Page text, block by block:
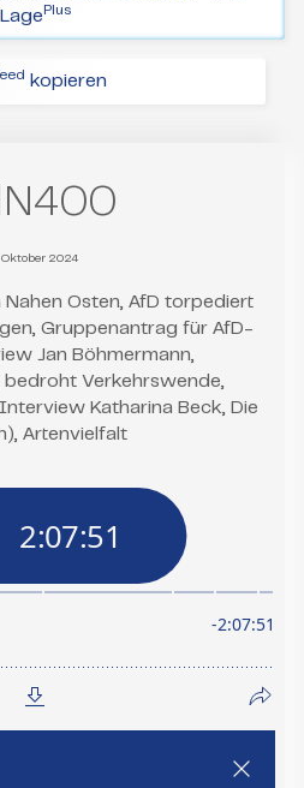
Lage Plus
kopieren
Oktober 2024
Nahen Osten, AfD torpediert
Gruppenantrag für AfD-
Jan Böhmermann,
bedroht Verkehrswende,
Katharina Beck, Die
Artenvielfalt